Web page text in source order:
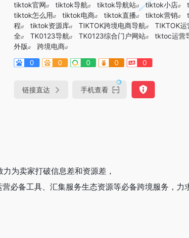
tiktok官网
tiktok导航 tiktok导航站 tiktok小店
tiktok怎么用
tiktok电商 tiktok直播 tiktok营销
程
tiktok资源库 TIKTOK跨境电商导航
TIKTOK运
全
TK0123导航 TK0123综合门户网站 tktoc运营
外版
跨境电商
0
0 0 0 0
链接直达 手机查看
为卖家打破信息差和资源差，
必备工具、汇集服务生态资源等必备跨境服务，力